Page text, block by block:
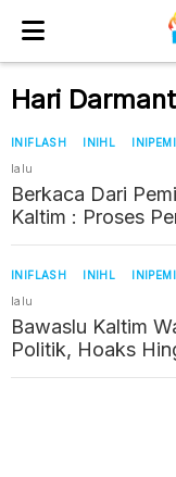
Hari
INIFLASH INIHL
lalu
Berkaca Dari
Kaltim : Proses
Pemilu Jadi
INIFLASH INIHL
lalu
Bawaslu Kaltim
Politik, Hoaks